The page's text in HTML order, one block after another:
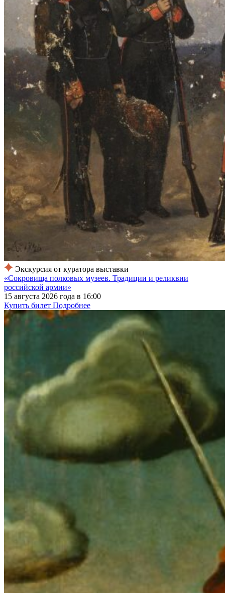
Экскурсия от куратора выставки
«Сокровища полковых музеев. Традиции и реликвии
российской армии»
15 августа 2026 года в 16:00
Купить билет Подробнее